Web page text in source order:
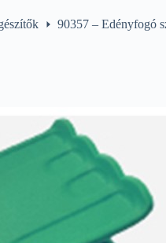
90357 – Edényfogó